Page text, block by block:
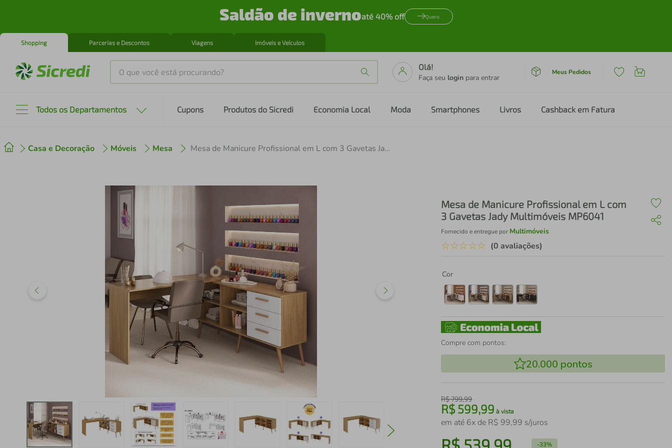
Saldão de invernoaté 40% off Quero
Shopping Parcerias e Descontos Viagens Imóveis e Veículos
O que você está procurando?
Olá!
Faça seu login para entrar
Meus Pedidos
Todos os Departamentos Cupons Produtos do Sicredi Economia Local Moda Smartphones Livros Cashback em Fatura
Casa e Decoração Móveis Mesa Mesa de Manicure Profissional em L com 3 Gavetas Jady Multimóveis MP6041
Mesa de Manicure Profissional em L com
3 Gavetas Jady Multimóveis MP6041
Fornecido e entregue por Multimóveis
☆☆☆☆☆ (0 avaliações)
Cor
Compre com pontos:
20.000 pontos
R$799,99
R$599,99 à vista
em até 6x de R$ 99,99 s/juros
-33%
º cafeteira
air fryer
iphone